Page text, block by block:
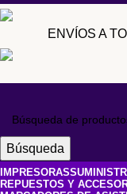
ENVÍOS A
Búsqueda
IMPRESORAS
REPUESTOS Y